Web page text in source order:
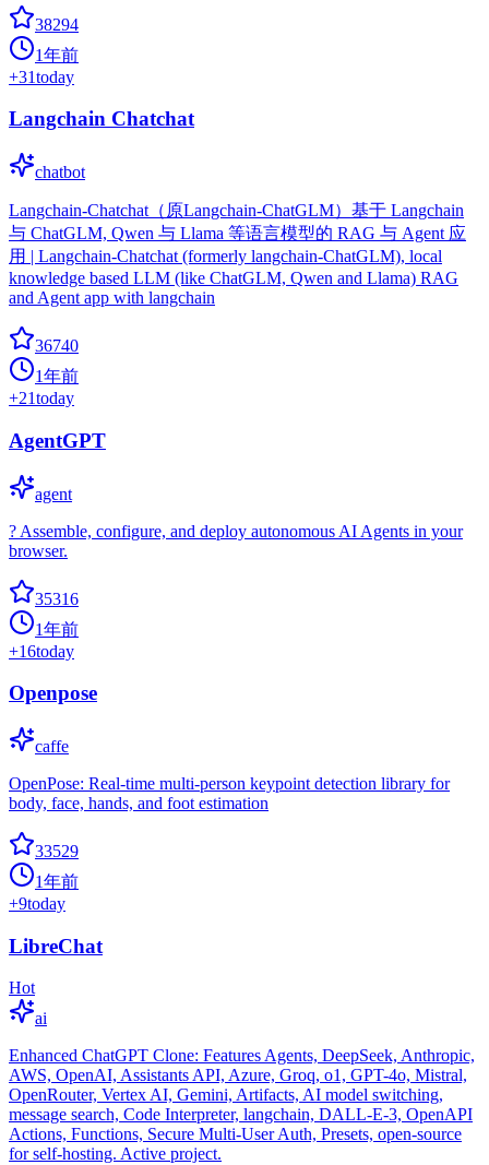
38294
1年前
+31today
Langchain Chatchat
chatbot
Langchain-Chatchat（原Langchain-ChatGLM）基于 Langchain
与 ChatGLM, Qwen 与 Llama 等语言模型的 RAG 与 Agent 应
用 | Langchain-Chatchat (formerly langchain-ChatGLM), local
knowledge based LLM (like ChatGLM, Qwen and Llama) RAG
and Agent app with langchain
36740
1年前
+21today
AgentGPT
agent
? Assemble, configure, and deploy autonomous AI Agents in your
browser.
35316
1年前
+16today
Openpose
caffe
OpenPose: Real-time multi-person keypoint detection library for
body, face, hands, and foot estimation
33529
1年前
+9today
LibreChat
Hot
ai
Enhanced ChatGPT Clone: Features Agents, DeepSeek, Anthropic,
AWS, OpenAI, Assistants API, Azure, Groq, o1, GPT-4o, Mistral,
OpenRouter, Vertex AI, Gemini, Artifacts, AI model switching,
message search, Code Interpreter, langchain, DALL-E-3, OpenAPI
Actions, Functions, Secure Multi-User Auth, Presets, open-source
for self-hosting. Active project.